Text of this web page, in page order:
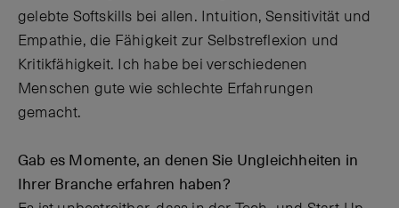
gelebte Softskills bei allen. Intuition, Sensitivität und
Empathie, die Fähigkeit zur Selbstreflexion und
Kritikfähigkeit. Ich habe bei verschiedenen
Menschen gute wie schlechte Erfahrungen
gemacht.
Gab es Momente, an denen Sie Ungleichheiten in
Ihrer Branche erfahren haben?